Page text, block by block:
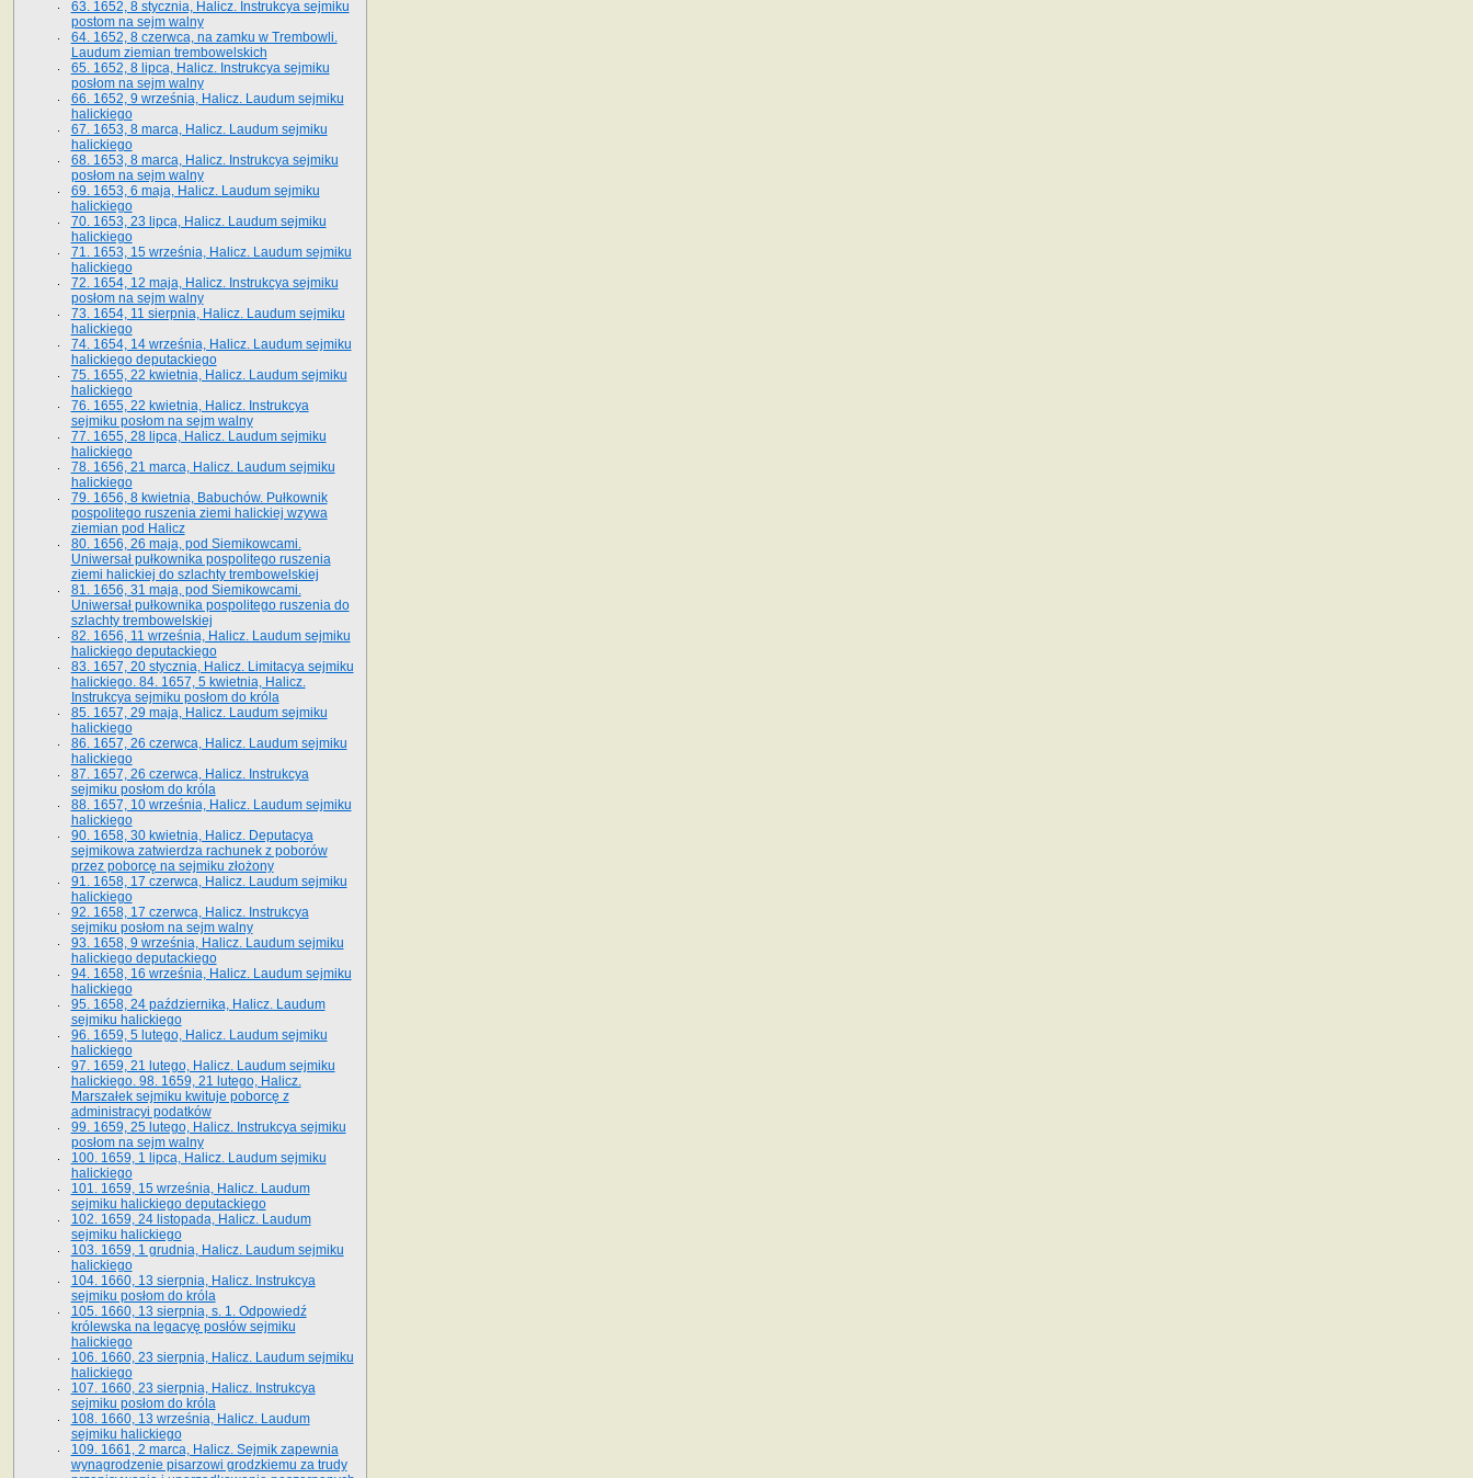
63. 1652, 8 stycznia, Halicz. Instrukcya sejmiku
postom na sejm walny
64. 1652, 8 czerwca, na zamku w Trembowli.
Laudum ziemian trembowelskich
65. 1652, 8 lipca, Halicz. Instrukcya sejmiku
posłom na sejm walny
66. 1652, 9 września, Halicz. Laudum sejmiku
halickiego
67. 1653, 8 marca, Halicz. Laudum sejmiku
halickiego
68. 1653, 8 marca, Halicz. Instrukcya sejmiku
posłom na sejm walny
69. 1653, 6 maja, Halicz. Laudum sejmiku
halickiego
70. 1653, 23 lipca, Halicz. Laudum sejmiku
halickiego
71. 1653, 15 września, Halicz. Laudum sejmiku
halickiego
72. 1654, 12 maja, Halicz. Instrukcya sejmiku
posłom na sejm walny
73. 1654, 11 sierpnia, Halicz. Laudum sejmiku
halickiego
74. 1654, 14 września, Halicz. Laudum sejmiku
halickiego deputackiego
75. 1655, 22 kwietnia, Halicz. Laudum sejmiku
halickiego
76. 1655, 22 kwietnia, Halicz. Instrukcya
sejmiku posłom na sejm walny
77. 1655, 28 lipca, Halicz. Laudum sejmiku
halickiego
78. 1656, 21 marca, Halicz. Laudum sejmiku
halickiego
79. 1656, 8 kwietnia, Babuchów. Pułkownik
pospolitego ruszenia ziemi halickiej wzywa
ziemian pod Halicz
80. 1656, 26 maja, pod Siemikowcami.
Uniwersał pułkownika pospolitego ruszenia
ziemi halickiej do szlachty trembowelskiej
81. 1656, 31 maja, pod Siemikowcami.
Uniwersał pułkownika pospolitego ruszenia do
szlachty trembowelskiej
82. 1656, 11 września, Halicz. Laudum sejmiku
halickiego deputackiego
83. 1657, 20 stycznia, Halicz. Limitacya sejmiku
halickiego. 84. 1657, 5 kwietnia, Halicz.
Instrukcya sejmiku posłom do króla
85. 1657, 29 maja, Halicz. Laudum sejmiku
halickiego
86. 1657, 26 czerwca, Halicz. Laudum sejmiku
halickiego
87. 1657, 26 czerwca, Halicz. Instrukcya
sejmiku posłom do króla
88. 1657, 10 września, Halicz. Laudum sejmiku
halickiego
90. 1658, 30 kwietnia, Halicz. Deputacya
sejmikowa zatwierdza rachunek z poborów
przez poborcę na sejmiku złożony
91. 1658, 17 czerwca, Halicz. Laudum sejmiku
halickiego
92. 1658, 17 czerwca, Halicz. Instrukcya
sejmiku posłom na sejm walny
93. 1658, 9 września, Halicz. Laudum sejmiku
halickiego deputackiego
94. 1658, 16 września, Halicz. Laudum sejmiku
halickiego
95. 1658, 24 października, Halicz. Laudum
sejmiku halickiego
96. 1659, 5 lutego, Halicz. Laudum sejmiku
halickiego
97. 1659, 21 lutego, Halicz. Laudum sejmiku
halickiego. 98. 1659, 21 lutego, Halicz.
Marszałek sejmiku kwituje poborcę z
administracyi podatków
99. 1659, 25 lutego, Halicz. Instrukcya sejmiku
posłom na sejm walny
100. 1659, 1 lipca, Halicz. Laudum sejmiku
halickiego
101. 1659, 15 września, Halicz. Laudum
sejmiku halickiego deputackiego
102. 1659, 24 listopada, Halicz. Laudum
sejmiku halickiego
103. 1659, 1 grudnia, Halicz. Laudum sejmiku
halickiego
104. 1660, 13 sierpnia, Halicz. Instrukcya
sejmiku posłom do króla
105. 1660, 13 sierpnia, s. 1. Odpowiedź
królewska na legacyę posłów sejmiku
halickiego
106. 1660, 23 sierpnia, Halicz. Laudum sejmiku
halickiego
107. 1660, 23 sierpnia, Halicz. Instrukcya
sejmiku posłom do króla
108. 1660, 13 września, Halicz. Laudum
sejmiku halickiego
109. 1661, 2 marca, Halicz. Sejmik zapewnia
wynagrodzenie pisarzowi grodzkiemu za trudy